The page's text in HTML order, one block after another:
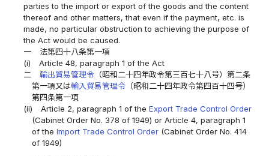
parties to the import or export of the goods and the content
thereof and other matters, that even if the payment, etc. is
made, no particular obstruction to achieving the purpose of
the Act would be caused.
一
法第四十八条第一項
(i)
Article 48, paragraph 1 of the Act
二
輸出貿易管理令（昭和二十四年政令第三百七十八号）第二条
第一項又は輸入貿易管理令（昭和二十四年政令第四百十四号）
第四条第一項
(ii)
Article 2, paragraph 1 of the Export Trade Control Order
(Cabinet Order No. 378 of 1949) or Article 4, paragraph 1
of the Import Trade Control Order(Cabinet Order No. 414
of 1949)